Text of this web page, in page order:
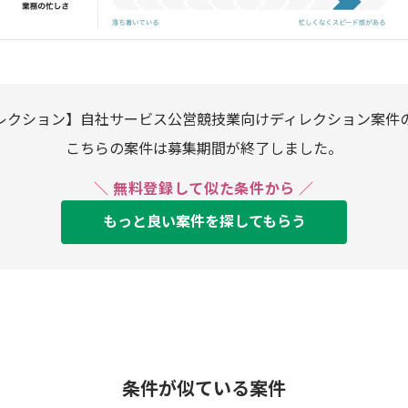
クション】自社サービス公営競技業向けディレクション案件
こちらの案件は募集期間が終了しました。
＼ 無料登録して似た条件から ／
もっと良い案件を探してもらう
条件が似ている案件